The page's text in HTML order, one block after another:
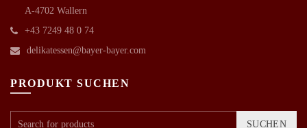
A-4702 Wallern
+43 7249 48 0 74
delikatessen@bayer-bayer.com
PRODUKT SUCHEN
SUCHEN